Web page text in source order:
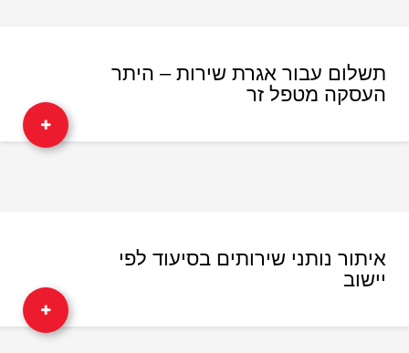
תשלום עבור אגרת שירות – היתר
העסקה מטפל זר
איתור נותני שירותים בסיעוד לפי
יישוב